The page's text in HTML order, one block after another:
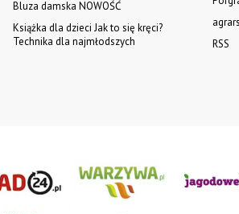
Bluza damska NOWOŚĆ
Książka dla dzieci Jak to się kręci?
Technika dla najmłodszych
RSS